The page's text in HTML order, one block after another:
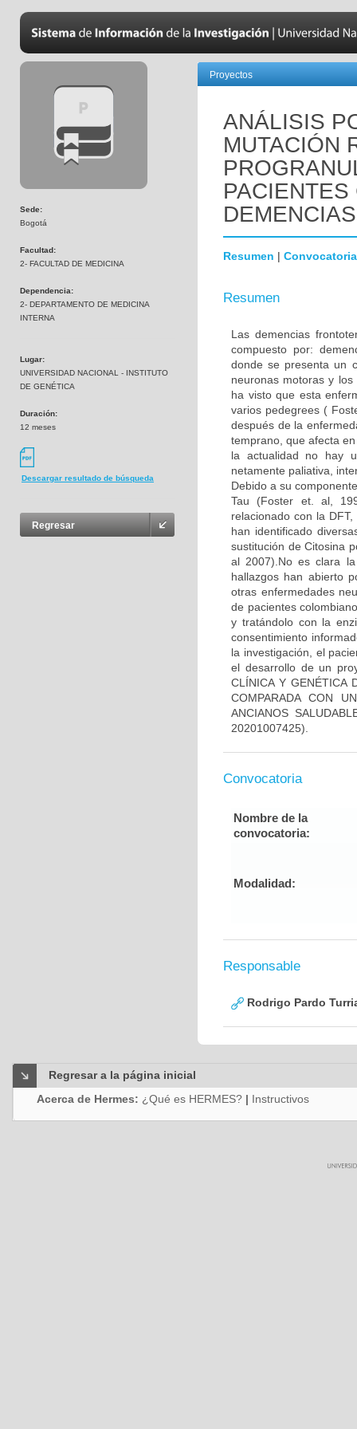
Sede:
Bogotá
Facultad:
2- FACULTAD DE MEDICINA
Dependencia:
2- DEPARTAMENTO DE MEDICINA
INTERNA
Lugar:
UNIVERSIDAD NACIONAL - INSTITUTO
DE GENÉTICA
Duración:
12 meses
Descargar resultado de búsqueda
Regresar
Proyectos
ANÁLISIS
MUTACIÓN
Resumen | Convocatoria
Resumen
Las demencias
compuesto por:
donde se presenta un
neuronas motoras y
ha visto que esta
varios pedegrees (
después de la
temprano, que afecta
la actualidad no hay
netamente paliativa,
Debido a su
Tau (Foster et. al,
relacionado con la
han identificado
sustitución de Citosina
al 2007).No es clara
hallazgos han abierto
otras enfermedades
de pacientes
y tratándolo con la
consentimiento
la investigación, el
el desarrollo de un
CLÍNICA Y GENÉTICA
COMPARADA CON
ANCIANOS
20201007425).
Convocatoria
Nombre de la
convocatoria:
Modalidad:
Responsable
Rodrigo Pardo
Regresar a la página inicial
Acerca de Hermes: ¿Qué es HERMES? | Instructivos